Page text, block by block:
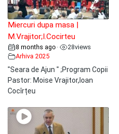
Miercuri dupa masa |
M.Vrajitor;I.Cocirteu
8 months ago • 28views
Arhiva 2025
"Seara de Ajun " ;Program Copii
Pastor: Moise Vrajitor,Ioan
Cocîrțeu